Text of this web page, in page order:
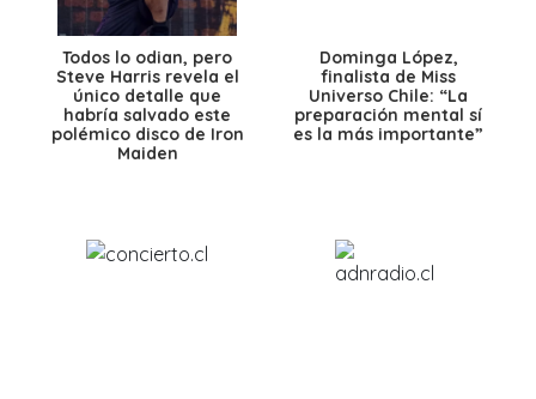
Todos lo odian, pero
Steve Harris revela el
único detalle que
habría salvado este
polémico disco de Iron
Maiden
Dominga López,
finalista de Miss
Universo Chile: “La
preparación mental sí
es la más importante”